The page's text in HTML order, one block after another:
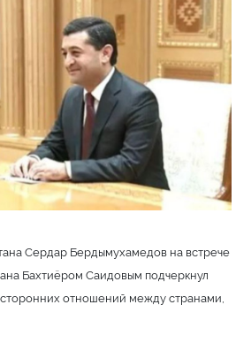
Сердар Бердымухамедов на встрече
Бахтиёром Саидовым подчеркнул
отношений между странами,